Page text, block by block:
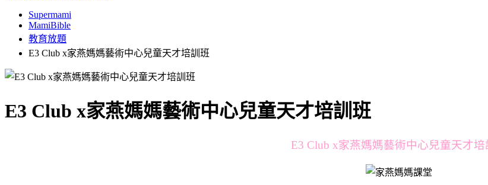
Supermami
MamiBible
教育放題
E3 Club x家燕媽媽藝術中心兒童天才培訓班
E3 Club x家燕媽媽藝術中心兒童天才培訓班
E3 Club x家燕媽媽藝術中心兒童天才培